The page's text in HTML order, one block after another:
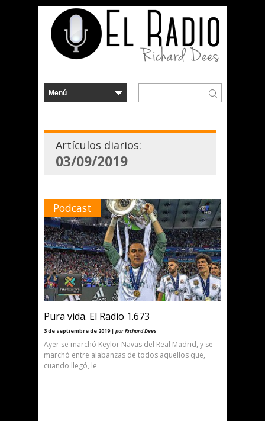
Artículos diarios:
03/09/2019
Podcast
Pura vida. El Radio 1.673
3 de septiembre de 2019 | por Richard Dees
Ayer se marchó Keylor Navas del Real Madrid, y se
marchó entre alabanzas de todos aquellos que,
cuando llegó, le